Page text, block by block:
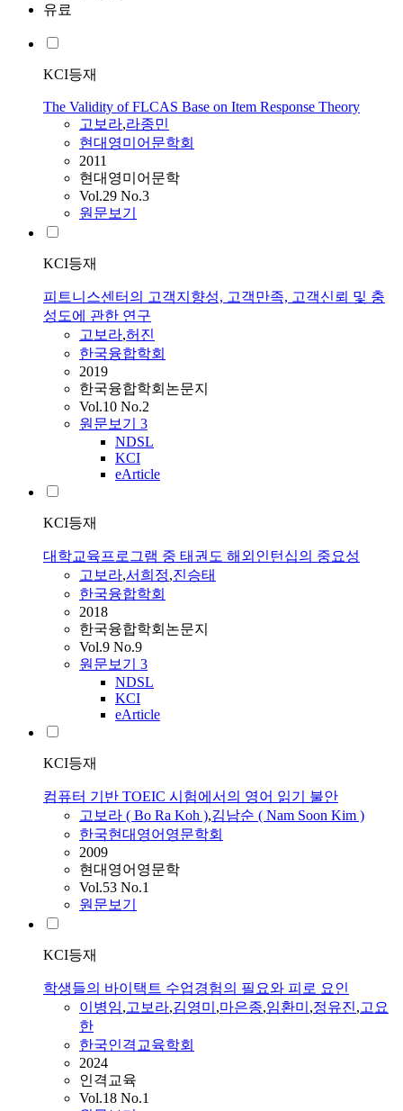
유료
KCI등재
The Validity of FLCAS Base on Item Response Theory
고보라,라종민
현대영미어문학회
2011
현대영미어문학
Vol.29 No.3
원문보기
KCI등재
피트니스센터의 고객지향성, 고객만족, 고객신뢰 및 충
성도에 관한 연구
고보라,허진
한국융합학회
2019
한국융합학회논문지
Vol.10 No.2
원문보기 3
NDSL
KCI
eArticle
KCI등재
대학교육프로그램 중 태권도 해외인턴십의 중요성
고보라,서희정,진승태
한국융합학회
2018
한국융합학회논문지
Vol.9 No.9
원문보기 3
NDSL
KCI
eArticle
KCI등재
컴퓨터 기반 TOEIC 시험에서의 영어 읽기 불안
고보라 ( Bo Ra Koh ),김남순 ( Nam Soon Kim )
한국현대영어영문학회
2009
현대영어영문학
Vol.53 No.1
원문보기
KCI등재
학생들의 바이택트 수업경험의 필요와 피로 요인
이병임,고보라,김영미 ,마은종,임환미 ,정유진,고요
한
한국인격교육학회
2024
인격교육
Vol.18 No.1